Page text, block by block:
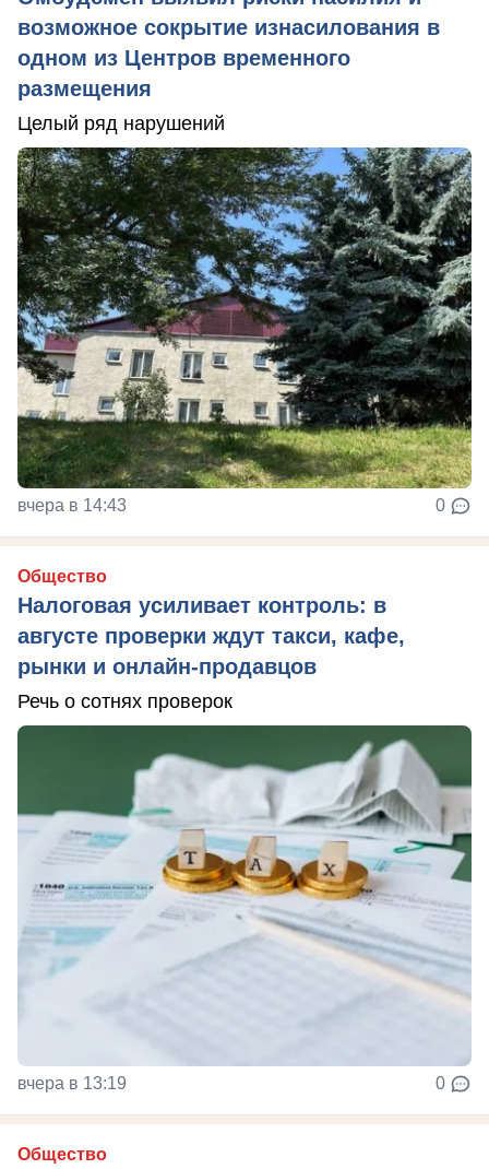
возможное сокрытие изнасилования в
одном из Центров временного
размещения
Целый ряд нарушений
вчера в 14:43 0
Общество
Налоговая усиливает контроль: в
августе проверки ждут такси, кафе,
рынки и онлайн-продавцов
Речь о сотнях проверок
вчера в 13:19 0
Общество